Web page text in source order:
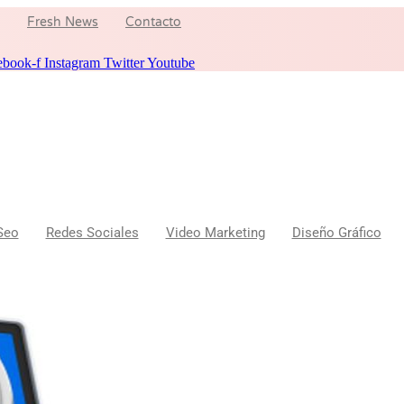
Fresh News Contacto
f Instagram TwitterYoutube
Redes Sociales Video Marketing Diseño Gráfico